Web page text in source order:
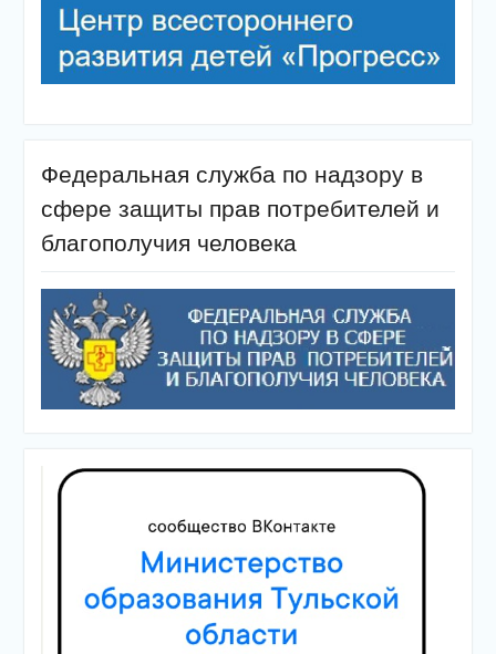
Федеральная служба по надзору в
сфере защиты прав потребителей и
благополучия человека